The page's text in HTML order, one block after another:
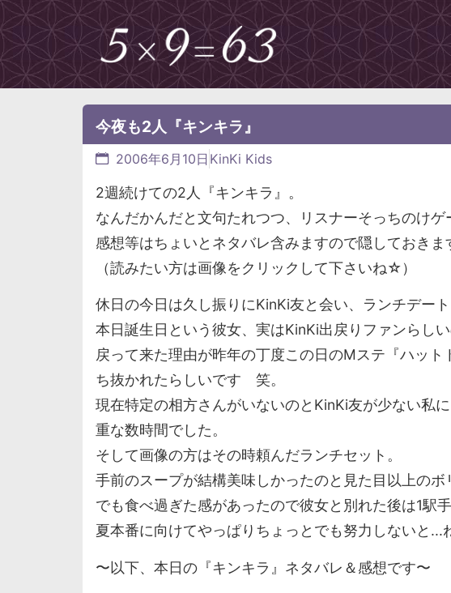
今夜も2人『キンキラ』
2006年6月10日 KinKi Kids
2週続けての2人『キンキラ』。
なんだかんだと文句たれつつ、リスナーそっちのけ
感想等はちょいとネタバレ含みますので隠しておきま
（読みたい方は画像をクリックして下さいね☆）
休日の今日は久し振りにKinKi友と会い、ランチデート
本日誕生日という彼女、実はKinKi出戻りファンらしい
戻って来た理由が昨年の丁度この日のMステ『ハッ
ち抜かれたらしいです 笑。
現在特定の相方さんがいないのとKinKi友が少ない私
重な数時間でした。
そして画像の方はその時頼んだランチセット。
手前のスープが結構美味しかったのと見た目以上のボ
でも食べ過ぎた感があったので彼女と別れた後は1駅
夏本番に向けてやっぱりちょっとでも努力しないと...
〜以下、本日の『キンキラ』ネタバレ＆感想です〜